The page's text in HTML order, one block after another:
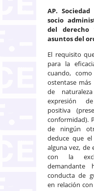
AP.
socio
del derecho
asuntos del
El requisito
para la
cuando,
ostentase
de
expresión
positiva
conformidad).
de ningún
deduce que
alguna vez, de
con la
demandante
conducta de
en relación